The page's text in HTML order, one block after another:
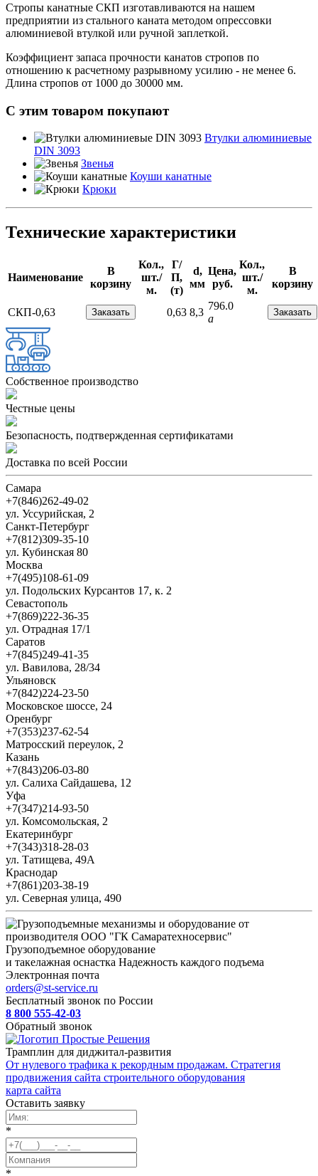
Стропы канатные СКП изготавливаются на нашем
предприятии из стального каната методом опрессовки
алюминиевой втулкой или ручной заплеткой.
Коэффициент запаса прочности канатов стропов по
отношению к расчетному разрывному усилию - не менее 6.
Длина стропов от 1000 до 30000 мм.
С этим товаром покупают
Втулки алюминиевые
DIN 3093
Звенья
Коуши канатные
Крюки
Технические характеристики
Наименование
В
корзину
Кол.,
шт./
м.
Г/
П,
(т)
d,
мм
Цена,
руб.
Кол.,
шт./
м.
В
корзину
СКП-0,63 0,63 8,3
796.0
a
Собственное производство
Чеcтные цены
Безопасность, подтвержденная сертификатами
Доставка по всей России
Самара
+7(846)262-49-02
ул. Уссурийская, 2
Санкт-Петербург
+7(812)309-35-10
ул. Кубинская 80
Москва
+7(495)108-61-09
ул. Подольских Курсантов 17, к. 2
Севастополь
+7(869)222-36-35
ул. Отрадная 17/1
Саратов
+7(845)249-41-35
ул. Вавилова, 28/34
Ульяновск
+7(842)224-23-50
Московское шоссе, 24
Оренбург
+7(353)237-62-54
Матросский переулок, 2
Казань
+7(843)206-03-80
ул. Салиха Сайдашева, 12
Уфа
+7(347)214-93-50
ул. Комсомольская, 2
Екатеринбург
+7(343)318-28-03
ул. Татищева, 49А
Краснодар
+7(861)203-38-19
ул. Северная улица, 490
Грузоподъемное оборудование
и такелажная оснастка Надежность каждого подъема
Электронная почта
orders@st-service.ru
Бесплатный звонок по России
8 800 555-42-03
Обратный звонок
Трамплин для диджитал-развития
От нулевого трафика к рекордным продажам. Стратегия
продвижения сайта строительного оборудования
карта сайта
Оставить заявку
*